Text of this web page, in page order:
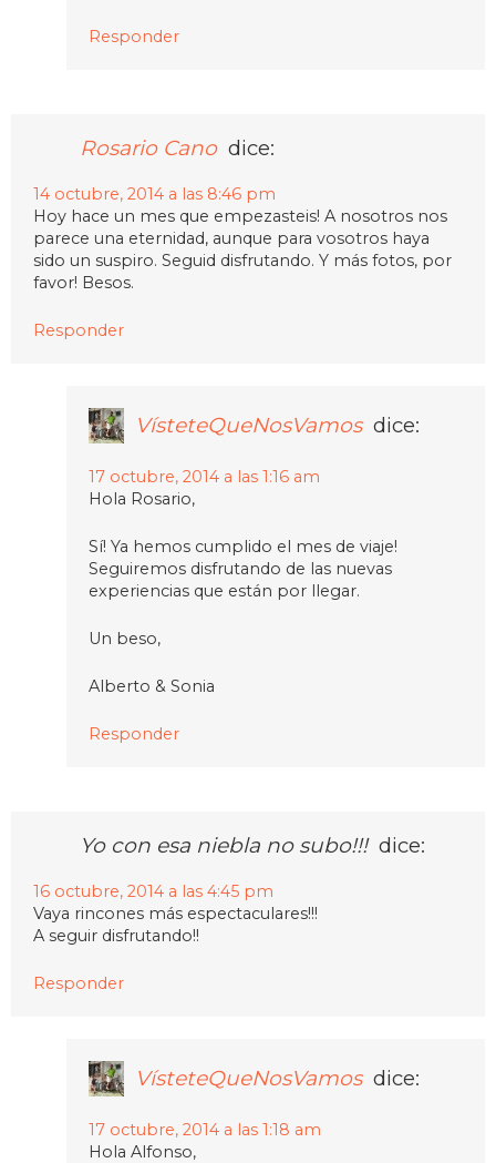
Responder
Rosario Cano dice:
14 octubre, 2014 a las 8:46 pm
Hoy hace un mes que empezasteis! A nosotros nos
parece una eternidad, aunque para vosotros haya
sido un suspiro. Seguid disfrutando. Y más fotos, por
favor! Besos.
Responder
VísteteQueNosVamos dice:
17 octubre, 2014 a las 1:16 am
Hola Rosario,
Sí! Ya hemos cumplido el mes de viaje!
Seguiremos disfrutando de las nuevas
experiencias que están por llegar.
Un beso,
Alberto & Sonia
Responder
Yo con esa niebla no subo!!! dice:
16 octubre, 2014 a las 4:45 pm
Vaya rincones más espectaculares!!!
A seguir disfrutando!!
Responder
VísteteQueNosVamos dice:
17 octubre, 2014 a las 1:18 am
Hola Alfonso,